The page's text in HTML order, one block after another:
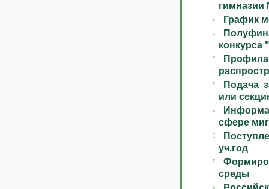
гимназии
График
конкурса
Подача
или
сфере
уч.год
среды